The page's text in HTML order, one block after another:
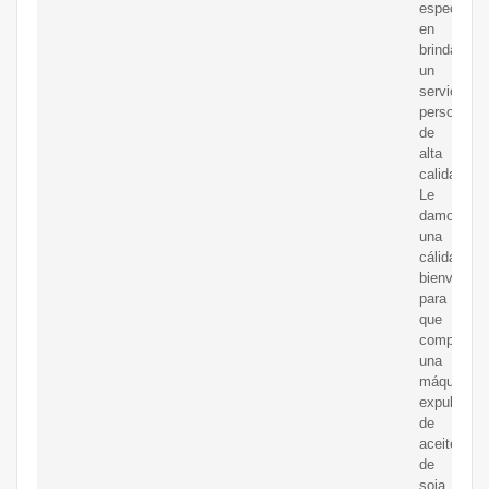
en
brindar
un
servicio
de
alta
calidad.
Le
damos
una
cálida
bienvenida
para
que
compre
una
máquina
expulsora
de
aceite
de
soja